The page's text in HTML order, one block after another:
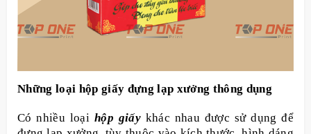
Những loại hộp giấy đựng lạp xưởng thông dụng
Có nhiều loại hộp giấykhác nhau được sử dụng để